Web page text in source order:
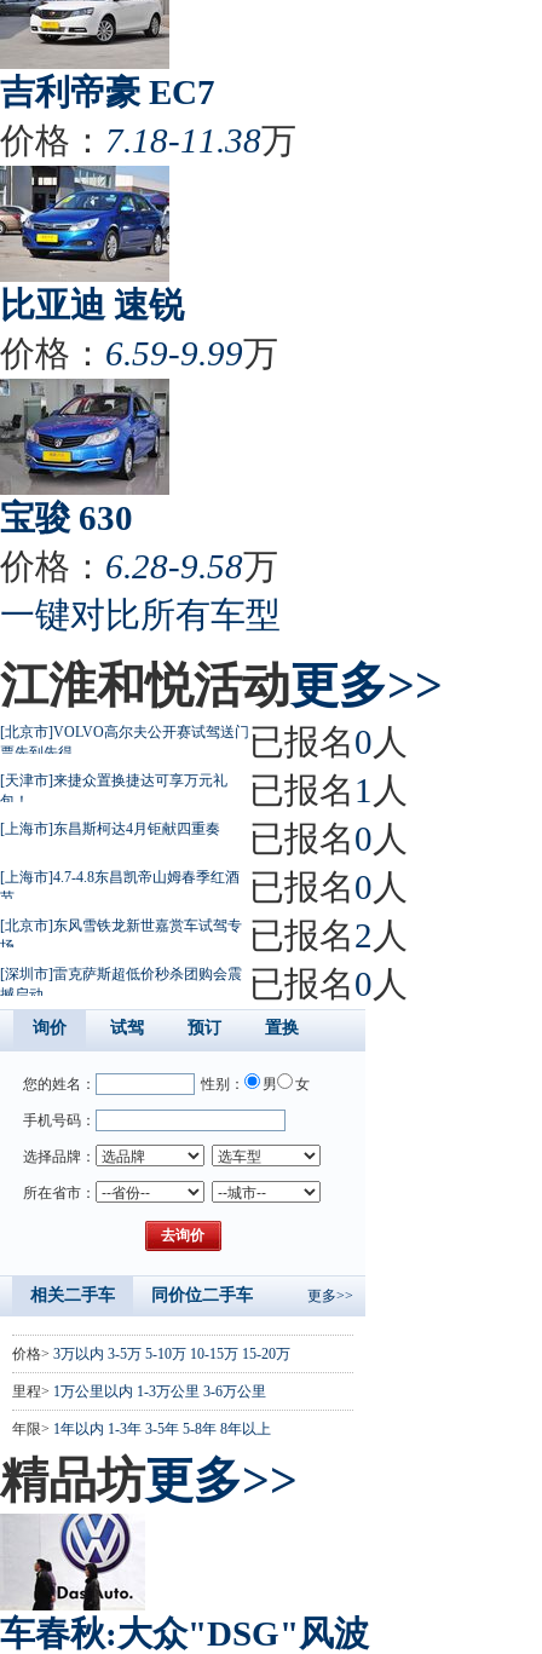
吉利帝豪 EC7
价格： 7.18-11.38万
比亚迪 速锐
价格： 6.59-9.99万
宝骏 630
价格： 6.28-9.58万
一键对比所有车型
江淮和悦活动更多>>
[北京市]VOLVO高尔夫公开赛试驾送门
票先到先得
已报名0 人
[天津市]来捷众置换捷达可享万元礼
包！
已报名1 人
[上海市]东昌斯柯达4月钜献四重奏 已报名0 人
[上海市]4.7-4.8东昌凯帝山姆春季红酒
节
已报名0 人
[北京市]东风雪铁龙新世嘉赏车试驾专
场
已报名2 人
[深圳市]雷克萨斯超低价秒杀团购会震
撼启动
已报名0 人
询价 试驾 预订 置换
您的姓名： 性别： 男 女
手机号码：
选择品牌：
所在省市：
相关二手车 同价位二手车 更多>>
价格> 3万以内 3-5万 5-10万 10-15万 15-20万
里程> 1万公里以内 1-3万公里 3-6万公里
年限> 1年以内 1-3年 3-5年 5-8年 8年以上
精品坊更多>>
车春秋:大众"DSG"风波